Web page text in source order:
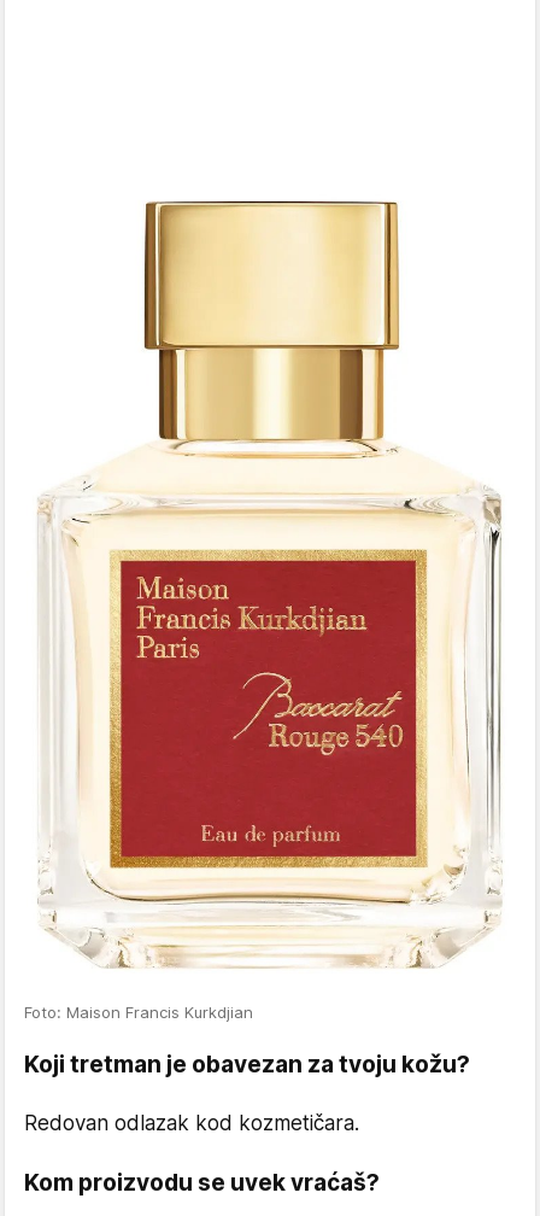
Foto: Maison Francis Kurkdjian
Koji tretman je obavezan za tvoju kožu?
Redovan odlazak kod kozmetičara.
Kom proizvodu se uvek vraćaš?